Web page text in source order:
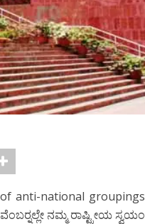
anti-national groupings
ನಮ್ಮ ರಾಷ್ಟ್ರೀಯ ಸ್ವಯಂ